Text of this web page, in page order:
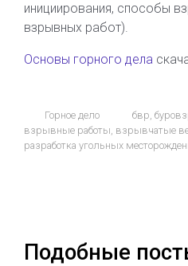
инициирования, способы
взрывных работ).
Основы горного дела
Горное дело бвр,
взрывные работы, взрывчатые
разработка угольных
Подобные